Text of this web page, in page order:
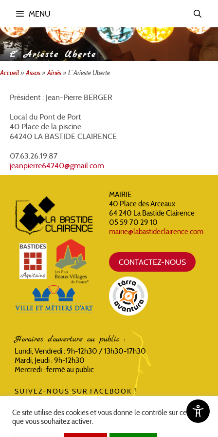
MENU
L’ Arieste Uberte
Accueil»Assos»Aînés» L’ Arieste Uberte
Président : Jean-Pierre BERGER
Local du Pont de Port
40 Place de la piscine
64240 LA BASTIDE CLAIRENCE
07.63.26.19.87
jeanpierre64240@gmail.com
MAIRIE
40 Place des Arceaux
64 240 La Bastide Clairence
05 59 70 29 10
mairie@labastideclairence.com
CONTACTEZ-NOUS
Horaires d'ouverture au public :
Lundi, Vendredi : 9h-12h30 / 13h30-17h30
Mardi, Jeudi : 9h-12h30
Mercredi : fermé au public
SUIVEZ-NOUS SUR FACEBOOK !
Ce site utilise des cookies et vous donne le contrôle sur ceux
que vous souhaitez activer.